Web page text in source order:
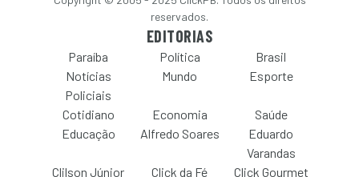
reservados.
EDITORIAS
Paraíba Política
Brasil
Notícias
Policiais
Mundo Esporte
Cotidiano Economia
Saúde
Educação
Alfredo Soares
Eduardo
Varandas
Clilson Júnior
Click da Fé Click Gourmet